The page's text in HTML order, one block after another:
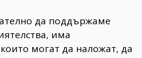
да поддържаме
има
могат да наложат, да